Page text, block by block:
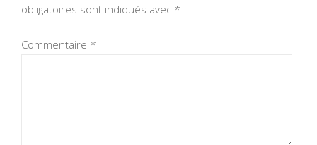
obligatoires sont indiqués avec *
Commentaire *